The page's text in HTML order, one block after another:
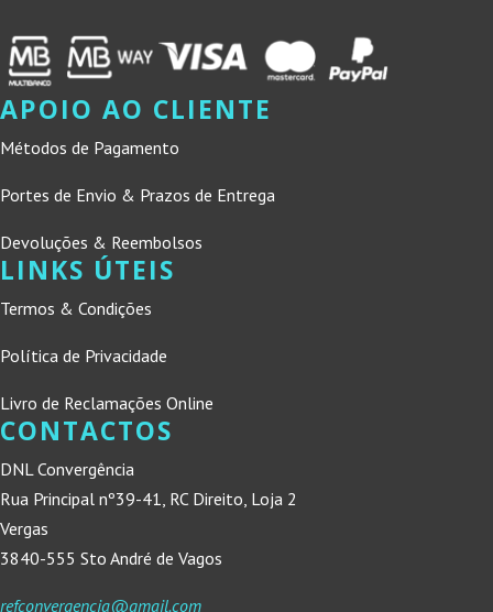
APOIO AO CLIENTE
Métodos de Pagamento
Portes de Envio & Prazos de Entrega
Devoluções & Reembolsos
LINKS ÚTEIS
Termos & Condições
Política de Privacidade
Livro de Reclamações Online
CONTACTOS
DNL Convergência
Rua Principal nº39-41, RC Direito, Loja 2
Vergas
3840-555 Sto André de Vagos
refconvergencia@gmail.com